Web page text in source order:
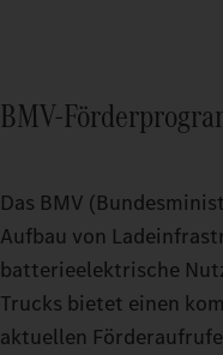
BMV-
Das BMV
Aufbau von
batterieelektrische
Trucks bietet einen
aktuellen